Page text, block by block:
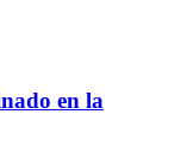
en la